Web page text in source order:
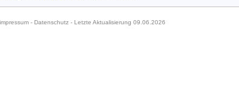
impressum- Datenschutz- Letzte Aktualisierung 09.06.2026